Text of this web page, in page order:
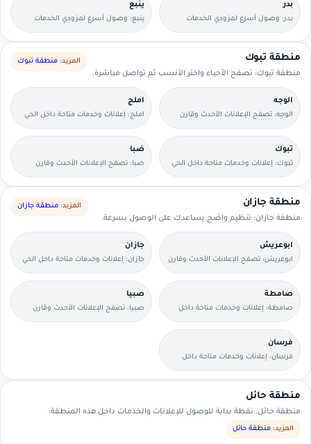
بدر
بدر: وصول أسرع لمزودي الخدمات
القريبين منك.
ينبع
ينبع: وصول أسرع لمزودي الخدمات
القريبين منك.
منطقة تبوك
منطقة تبوك: تصفح الأحياء واختر الأنسب ثم تواصل مباشرة.
المزيد: منطقة تبوك
الوجه
الوجه: تصفح الإعلانات الأحدث وقارن
التفاصيل بسرعة.
املج
املج: إعلانات وخدمات متاحة داخل الحي
مع وسائل تواصل مباشرة.
تبوك
تبوك: إعلانات وخدمات متاحة داخل الحي
مع وسائل تواصل مباشرة.
ضبا
ضبا: تصفح الإعلانات الأحدث وقارن
التفاصيل بسرعة.
منطقة جازان
منطقة جازان: تنظيم واضح يساعدك على الوصول بسرعة.
المزيد: منطقة جازان
ابوعريش
ابوعريش: تصفح الإعلانات الأحدث وقارن
التفاصيل بسرعة.
جازان
جازان: إعلانات وخدمات متاحة داخل الحي
مع وسائل تواصل مباشرة.
صامطة
صامطة: إعلانات وخدمات متاحة داخل
الحي مع وسائل تواصل مباشرة.
صبيا
صبيا: تصفح الإعلانات الأحدث وقارن
التفاصيل بسرعة.
فرسان
فرسان: إعلانات وخدمات متاحة داخل
الحي مع وسائل تواصل مباشرة.
منطقة حائل
منطقة حائل: نقطة بداية للوصول للإعلانات والخدمات داخل هذه المنطقة.
المزيد: منطقة حائل